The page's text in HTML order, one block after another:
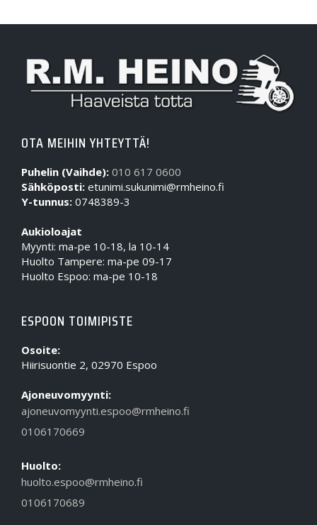
OTA MEIHIN YHTEYTTÄ!
Puhelin (Vaihde): 010 617 0600
Sähköposti: etunimi.sukunimi@rmheino.fi
Y-tunnus: 0748389-3
Aukioloajat
Myynti: ma-pe 10-18, la 10-14
Huolto Tampere: ma-pe 09-17
Huolto Espoo: ma-pe 10-18
ESPOON TOIMIPISTE
Osoite:
Hiirisuontie 2, 02970 Espoo
Ajoneuvomyynti:
ajoneuvomyynti.espoo@rmheino.fi
0106170669
Huolto:
huolto.espoo@rmheino.fi
0106170689